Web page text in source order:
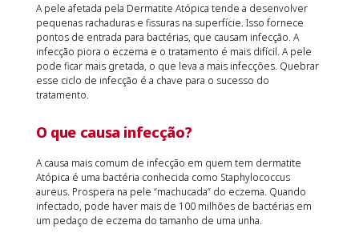
A pele afetada pela Dermatite Atópica tende a desenvolver
pequenas rachaduras e fissuras na superfície. Isso fornece
pontos de entrada para bactérias, que causam infecção. A
infecção piora o eczema e o tratamento é mais difícil. A pele
pode ficar mais gretada, o que leva a mais infecções. Quebrar
esse ciclo de infecção é a chave para o sucesso do
tratamento.
O que causa infecção?
A causa mais comum de infecção em quem tem dermatite
Atópica é uma bactéria conhecida como Staphylococcus
aureus. Prospera na pele “machucada” do eczema. Quando
infectado, pode haver mais de 100 milhões de bactérias em
um pedaço de eczema do tamanho de uma unha.